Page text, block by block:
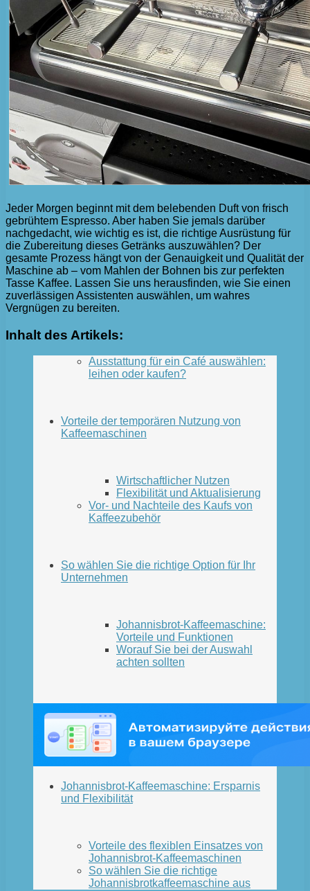
Jeder Morgen beginnt mit dem belebenden Duft von frisch
gebrühtem Espresso. Aber haben Sie jemals darüber
nachgedacht, wie wichtig es ist, die richtige Ausrüstung für
die Zubereitung dieses Getränks auszuwählen? Der
gesamte Prozess hängt von der Genauigkeit und Qualität der
Maschine ab – vom Mahlen der Bohnen bis zur perfekten
Tasse Kaffee. Lassen Sie uns herausfinden, wie Sie einen
zuverlässigen Assistenten auswählen, um wahres
Vergnügen zu bereiten.
Inhalt des Artikels:
Ausstattung für ein Café auswählen:
leihen oder kaufen?
Vorteile der temporären Nutzung von
Kaffeemaschinen
Wirtschaftlicher Nutzen
Flexibilität und Aktualisierung
Vor- und Nachteile des Kaufs von
Kaffeezubehör
So wählen Sie die richtige Option für Ihr
Unternehmen
Johannisbrot-Kaffeemaschine:
Vorteile und Funktionen
Worauf Sie bei der Auswahl
achten sollten
Johannisbrot-Kaffeemaschine: Ersparnis
und Flexibilität
Vorteile des flexiblen Einsatzes von
Johannisbrot-Kaffeemaschinen
So wählen Sie die richtige
Johannisbrotkaffeemaschine aus